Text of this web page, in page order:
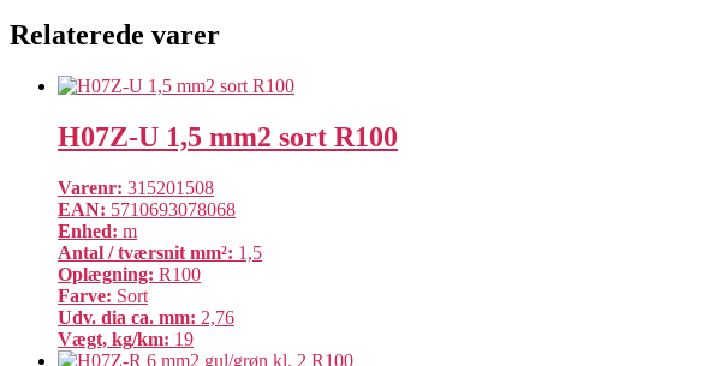
Relaterede varer
H07Z-U 1,5 mm2 sort R100
Varenr: 315201508
EAN: 5710693078068
Enhed: m
Antal / tværsnit mm²: 1,5
Oplægning: R100
Farve: Sort
Udv. dia ca. mm: 2,76
Vægt, kg/km: 19